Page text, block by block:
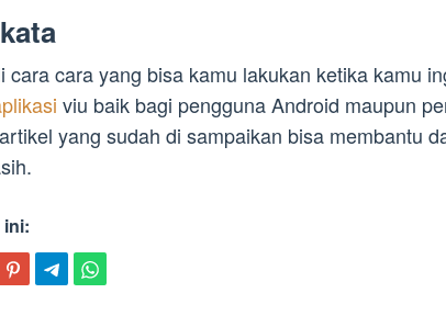
cara cara yang bisa kamu lakukan ketika kamu
viu baik bagi pengguna Android maupun
yang sudah di sampaikan bisa membantu
ini: